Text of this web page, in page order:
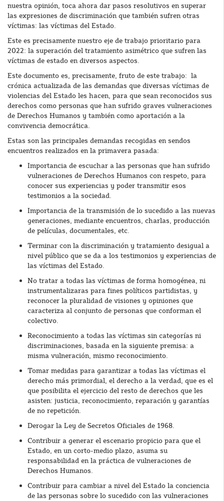
nuestra opinión, toca ahora dar pasos resolutivos en superar
las expresiones de discriminación que también sufren otras
víctimas: las víctimas del Estado.
Este es precisamente nuestro eje de trabajo prioritario para
2022: la superación del tratamiento asimétrico que sufren las
víctimas de estado en diversos aspectos.
Este documento es, precisamente, fruto de este trabajo: la
crónica actualizada de las demandas que diversas víctimas de
violencias del Estado les hacen, para que sean reconocidos sus
derechos como personas que han sufrido graves vulneraciones
de Derechos Humanos y también como aportación a la
convivencia democrática.
Estas son las principales demandas recogidas en sendos
encuentros realizados en la primavera pasada:
Importancia de escuchar a las personas que han sufrido
vulneraciones de Derechos Humanos con respeto, para
conocer sus experiencias y poder transmitir esos
testimonios a la sociedad.
Importancia de la transmisión de lo sucedido a las nuevas
generaciones, mediante encuentros, charlas, producción
de películas, documentales, etc.
Terminar con la discriminación y tratamiento desigual a
nivel público que se da a los testimonios y experiencias de
las víctimas del Estado.
No tratar a todas las víctimas de forma homogénea, ni
instrumentalizaras para fines políticos partidistas, y
reconocer la pluralidad de visiones y opiniones que
caracteriza al conjunto de personas que conforman el
colectivo.
Reconocimiento a todas las víctimas sin categorías ni
discriminaciones, basada en la siguiente premisa: a
misma vulneración, mismo reconocimiento.
Tomar medidas para garantizar a todas las víctimas el
derecho más primordial, el derecho a la verdad, que es el
que posibilita el ejercicio del resto de derechos que les
asisten: justicia, reconocimiento, reparación y garantías
de no repetición.
Derogar la Ley de Secretos Oficiales de 1968.
Contribuir a generar el escenario propicio para que el
Estado, en un corto-medio plazo, asuma su
responsabilidad en la práctica de vulneraciones de
Derechos Humanos.
Contribuir para cambiar a nivel del Estado la conciencia
de las personas sobre lo sucedido con las vulneraciones